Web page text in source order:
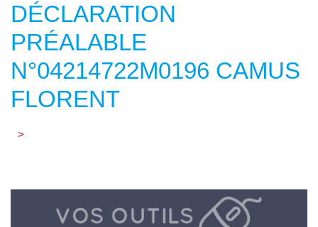
DÉCLARATION
PRÉALABLE
N°04214722M0196 CAMUS
FLORENT
>